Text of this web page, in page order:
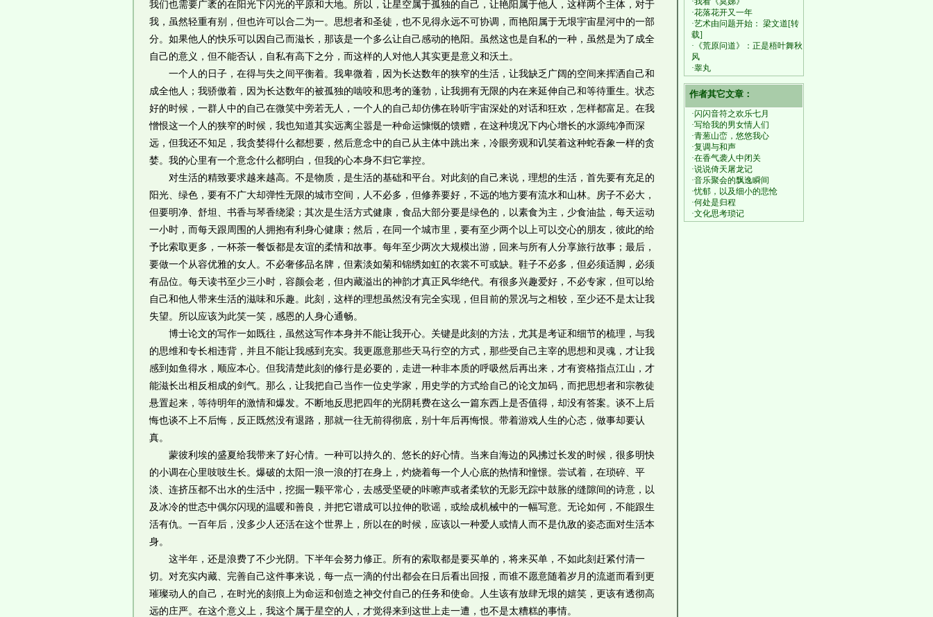
我们也需要广袤的在阳光下闪光的平原和大地。所以，让星空属于孤独的自己，让艳阳属于他人，这样两个主体，对于
我，虽然轻重有别，但也许可以合二为一。思想者和圣徒，也不见得永远不可协调，而艳阳属于无垠宇宙星河中的一部
分。如果他人的快乐可以因自己而滋长，那该是一个多么让自己感动的艳阳。虽然这也是自私的一种，虽然是为了成全
自己的意义，但不能否认，自私有高下之分，而这样的人对他人其实更是意义和沃土。
一个人的日子，在得与失之间平衡着。我卑微着，因为长达数年的狭窄的生活，让我缺乏广阔的空间来挥洒自己和
成全他人；我骄傲着，因为长达数年的被孤独的啮咬和思考的蓬勃，让我拥有无限的内在来延伸自己和等待重生。状态
好的时候，一群人中的自己在微笑中旁若无人，一个人的自己却仿佛在聆听宇宙深处的对话和狂欢，怎样都富足。在我
憎恨这一个人的狭窄的时候，我也知道其实远离尘嚣是一种命运慷慨的馈赠，在这种境况下内心增长的水源纯净而深
远，但我还不知足，我贪婪得什么都想要，然后意念中的自己从主体中跳出来，冷眼旁观和讥笑着这种蛇吞象一样的贪
婪。我的心里有一个意念什么都明白，但我的心本身不归它掌控。
对生活的精致要求越来越高。不是物质，是生活的基础和平台。对此刻的自己来说，理想的生活，首先要有充足的
阳光、绿色，要有不广大却弹性无限的城市空间，人不必多，但修养要好，不远的地方要有流水和山林。房子不必大，
但要明净、舒坦、书香与琴香绕梁；其次是生活方式健康，食品大部分要是绿色的，以素食为主，少食油盐，每天运动
一小时，而每天跟周围的人拥抱有利身心健康；然后，在同一个城市里，要有至少两个以上可以交心的朋友，彼此的给
予比索取更多，一杯茶一餐饭都是友谊的柔情和故事。每年至少两次大规模出游，回来与所有人分享旅行故事；最后，
要做一个从容优雅的女人。不必奢侈品名牌，但素淡如菊和锦绣如虹的衣裳不可或缺。鞋子不必多，但必须适脚，必须
有品位。每天读书至少三小时，容颜会老，但内藏溢出的神韵才真正风华绝代。有很多兴趣爱好，不必专家，但可以给
自己和他人带来生活的滋味和乐趣。此刻，这样的理想虽然没有完全实现，但目前的景况与之相较，至少还不是太让我
失望。所以应该为此笑一笑，感恩的人身心通畅。
博士论文的写作一如既往，虽然这写作本身并不能让我开心。关键是此刻的方法，尤其是考证和细节的梳理，与我
的思维和专长相违背，并且不能让我感到充实。我更愿意那些天马行空的方式，那些受自己主宰的思想和灵魂，才让我
感到如鱼得水，顺应本心。但我清楚此刻的修行是必要的，走进一种非本质的呼吸然后再出来，才有资格指点江山，才
能滋长出相反相成的剑气。那么，让我把自己当作一位史学家，用史学的方式给自己的论文加码，而把思想者和宗教徒
悬置起来，等待明年的激情和爆发。不断地反思把四年的光阴耗费在这么一篇东西上是否值得，却没有答案。谈不上后
悔也谈不上不后悔，反正既然没有退路，那就一往无前得彻底，别十年后再悔恨。带着游戏人生的心态，做事却要认
真。
蒙彼利埃的盛夏给我带来了好心情。一种可以持久的、悠长的好心情。当来自海边的风拂过长发的时候，很多明快
的小调在心里吱吱生长。爆破的太阳一浪一浪的打在身上，灼烧着每一个人心底的热情和憧憬。尝试着，在琐碎、平
淡、连挤压都不出水的生活中，挖掘一颗平常心，去感受坚硬的咔嚓声或者柔软的无影无踪中鼓胀的缝隙间的诗意，以
及冰冷的世态中偶尔闪现的温暖和善良，并把它谱成可以拉伸的歌谣，或绘成机械中的一幅写意。无论如何，不能跟生
活有仇。一百年后，没多少人还活在这个世界上，所以在的时候，应该以一种爱人或情人而不是仇敌的姿态面对生活本
身。
这半年，还是浪费了不少光阴。下半年会努力修正。所有的索取都是要买单的，将来买单，不如此刻赶紧付清一
切。对充实内藏、完善自己这件事来说，每一点一滴的付出都会在日后看出回报，而谁不愿意随着岁月的流逝而看到更
璀璨动人的自己，在时光的刻痕上为命运和创造之神交付自己的任务和使命。人生该有放肆无垠的嬉笑，更该有透彻高
远的庄严。在这个意义上，我这个属于星空的人，才觉得来到这世上走一遭，也不是太糟糕的事情。
·花落花开又一年
·艺术由问题开始： 梁文道[转
载]
·《荒原问道》：正是梧叶舞秋
风
·睾丸
作者其它文章：
·闪闪音符之欢乐七月
·写给我的男女情人们
·青葱山峦，悠悠我心
·复调与和声
·在香气袭人中闭关
·说说倚天屠龙记
·音乐聚会的飘逸瞬间
·忧郁，以及细小的悲怆
·何处是归程
·文化思考琐记